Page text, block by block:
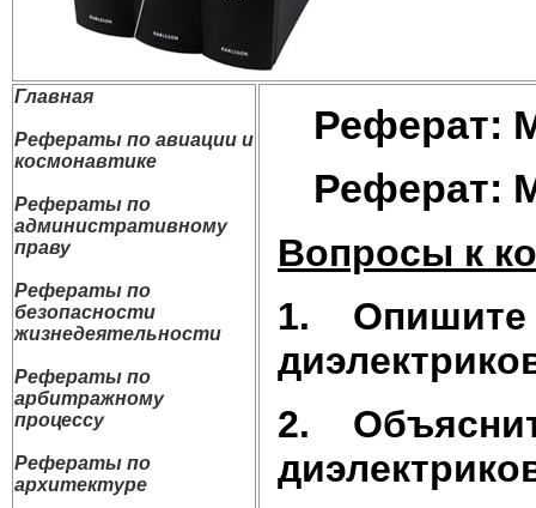
Главная
Рефераты по авиации и
космонавтике
Рефераты по
административному
праву
Рефераты по
безопасности
жизнедеятельности
Рефераты по
арбитражному
процессу
Рефераты по
архитектуре
Реферат:
Реферат:
Вопросы к
1. Опишите
2.